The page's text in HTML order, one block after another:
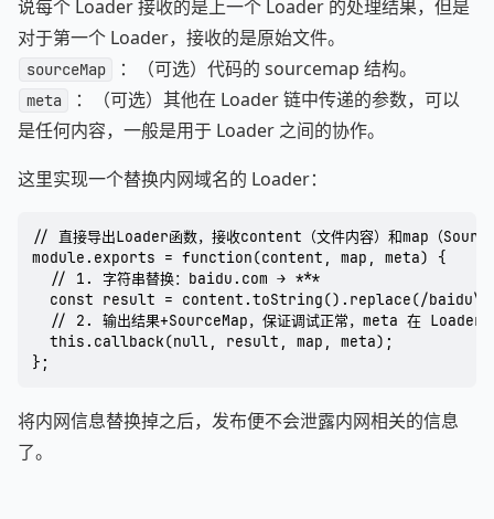
说每个 Loader 接收的是上一个 Loader 的处理结果，但是
对于第一个 Loader，接收的是原始文件。
sourceMap ：（可选）代码的 sourcemap 结构。
meta
：（可选）其他在 Loader 链中传递的参数，可以
是任何内容，一般是用于 Loader 之间的协作。
这里实现一个替换内网域名的 Loader：
// 直接导出Loader函数，接收content（文件内容）和map（
module.exports = function(content, map, meta) {
  // 1. 字符串替换：baidu.com → ***
const result = content.toString().replace(/
// 2. 输出结果+SourceMap，保证调试正常，meta 在 Loader
  this.callback(null, result, map, meta);
将内网信息替换掉之后，发布便不会泄露内网相关的信息
了。